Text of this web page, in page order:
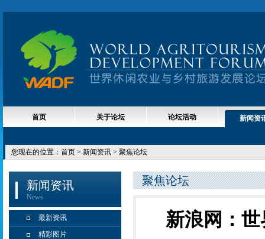
首页 关于论坛 论坛活动 新闻资
您现在的位置： 首页 > 新闻资讯 > 聚焦论坛
新闻资讯
News
最新资讯
精彩图片
聚焦论坛
新浪网：